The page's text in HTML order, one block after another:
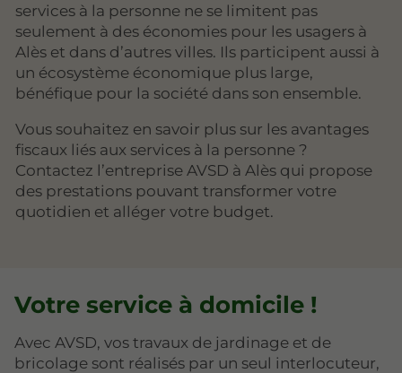
services à la personne ne se limitent pas
seulement à des économies pour les usagers à
Alès et dans d’autres villes. Ils participent aussi à
un écosystème économique plus large,
bénéfique pour la société dans son ensemble.
Vous souhaitez en savoir plus sur les avantages
fiscaux liés aux services à la personne ?
Contactez l’entreprise AVSD à Alès qui propose
des prestations pouvant transformer votre
quotidien et alléger votre budget.
Votre service à domicile !
Avec AVSD, vos travaux de jardinage et de
bricolage sont réalisés par un seul interlocuteur,